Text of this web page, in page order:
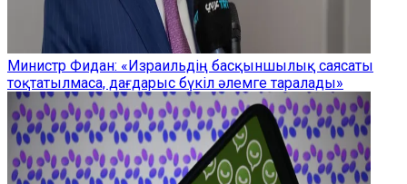
Министр Фидан: «Израильдің басқыншылық саясаты
тоқтатылмаса, дағдарыс бүкіл әлемге таралады»